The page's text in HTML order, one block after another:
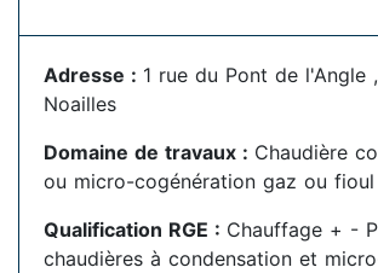
Adresse : 1 rue du Pont de l'Angle
Noailles
Domaine de travaux : Chaudière
ou micro-cogénération gaz ou fioul
Qualification RGE : Chauffage + -
chaudières à condensation et